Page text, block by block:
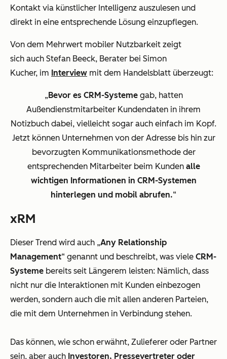
Kontakt via künstlicher Intelligenz auszulesen und
direkt in eine entsprechende Lösung einzupflegen.
Von dem Mehrwert mobiler Nutzbarkeit zeigt
sich auch Stefan Beeck, Berater bei Simon
Kucher, im Interview mit dem Handelsblatt überzeugt:
„Bevor es CRM-Systemegab, hatten
Außendienstmitarbeiter Kundendaten in ihrem
Notizbuch dabei, vielleicht sogar auch einfach im Kopf.
Jetzt können Unternehmen von der Adresse bis hin zur
bevorzugten Kommunikationsmethode der
entsprechenden Mitarbeiter beim Kunden alle
wichtigen Informationen in CRM-Systemen
hinterlegen und mobil abrufen.“
xRM
Dieser Trend wird auch „Any Relationship
Management“ genannt und beschreibt, was viele CRM-
Systeme bereits seit Längerem leisten: Nämlich, dass
nicht nur die Interaktionen mit Kunden einbezogen
werden, sondern auch die mit allen anderen Parteien,
die mit dem Unternehmen in Verbindung stehen.
Das können, wie schon erwähnt, Zulieferer oder Partner
sein, aber auch Investoren, Pressevertreter oder